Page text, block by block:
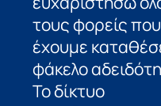
τους φορείς
έχουμε
φάκελο
Το δίκτυο